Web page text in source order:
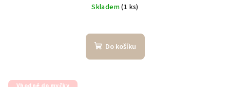
Skladem(1 ks)
Do košíku